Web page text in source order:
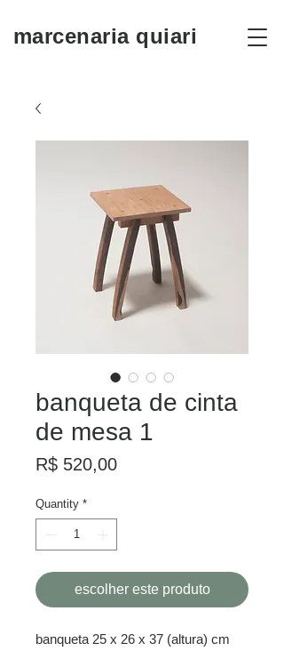
marcenaria quiari
banqueta de cinta
de mesa 1
R$ 520,00Price
Quantity *
escolher este produto
banqueta 25 x 26 x 37 (altura) cm